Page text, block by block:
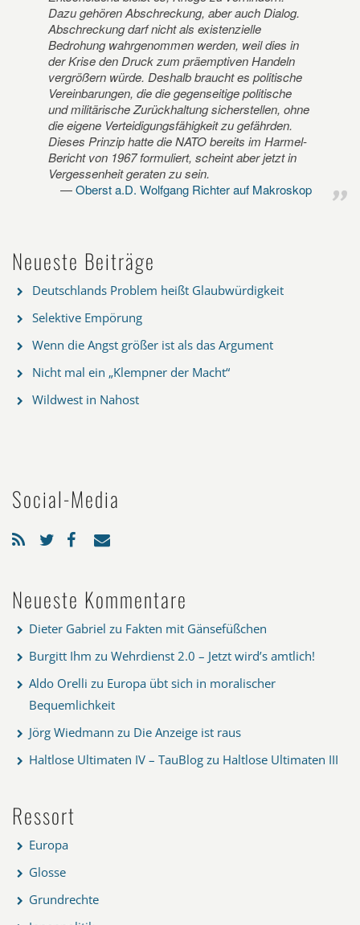
Dazu gehören Abschreckung, aber auch Dialog.
Abschreckung darf nicht als existenzielle
Bedrohung wahrgenommen werden, weil dies in
der Krise den Druck zum präemptiven Handeln
vergrößern würde. Deshalb braucht es politische
Vereinbarungen, die die gegenseitige politische
und militärische Zurückhaltung sicherstellen, ohne
die eigene Verteidigungsfähigkeit zu gefährden.
Dieses Prinzip hatte die NATO bereits im Harmel-
Bericht von 1967 formuliert, scheint aber jetzt in
Vergessenheit geraten zu sein.
Oberst a.D. Wolfgang Richter auf Makroskop
Neueste Beiträge
Deutschlands Problem heißt Glaubwürdigkeit
Selektive Empörung
Wenn die Angst größer ist als das Argument
Nicht mal ein „Klempner der Macht“
Wildwest in Nahost
Social-Media
Neueste Kommentare
Dieter Gabriel zu Fakten mit Gänsefüßchen
Burgitt Ihm zu Wehrdienst 2.0 – Jetzt wird’s amtlich!
Aldo Orelli zu Europa übt sich in moralischer
Bequemlichkeit
Jörg Wiedmann zu Die Anzeige ist raus
Haltlose Ultimaten IV – TauBlog zu Haltlose Ultimaten III
Ressort
Europa
Glosse
Grundrechte